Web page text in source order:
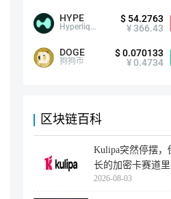
HYPE
Hyperliquid
$ 54.2763
¥ 366.43
DOGE
狗狗币
$ 0.070133
¥ 0.4734
区块链百科
Kulipa突然停摆，
长的加密卡赛道里
2026-08-03